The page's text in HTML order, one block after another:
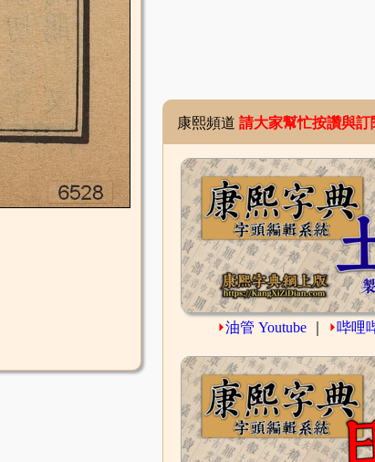
康熙頻道 請大家幫忙按讚與訂
⏵油管 Youtube ⏵哔哩